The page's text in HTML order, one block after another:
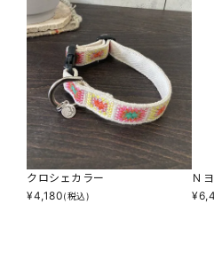
クロシェカラー
¥4,180(税込)
Ｎ
¥